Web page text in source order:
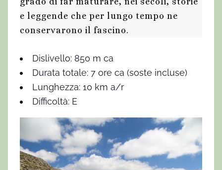
e leggende che per lungo tempo ne
conservarono il fascino.
Dislivello: 850 m ca
Durata totale: 7 ore ca (soste incluse)
Lunghezza: 10 km a/r
Difficoltà: E